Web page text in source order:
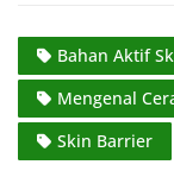
Bahan Aktif
Mengenal
Skin Barrier